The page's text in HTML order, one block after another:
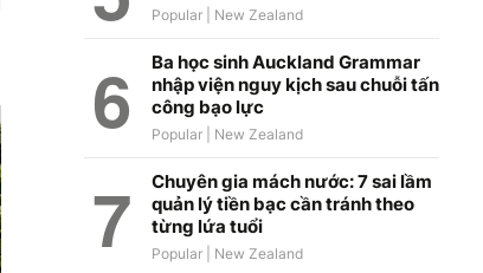
Ba học sinh Auckland Grammar
nhập viện nguy kịch sau chuỗi tấn
công bạo lực
Chuyên gia mách nước: 7 sai lầm
quản lý tiền bạc cần tránh theo
từng lứa tuổi